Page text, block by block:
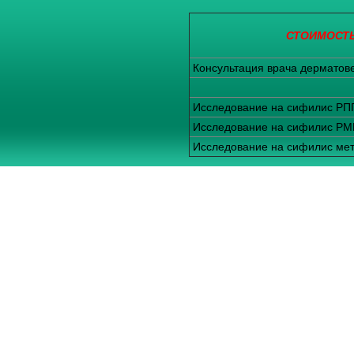
Консультация врача
Исследование на сифилис
Исследование на сифилис
Исследование на сифилис